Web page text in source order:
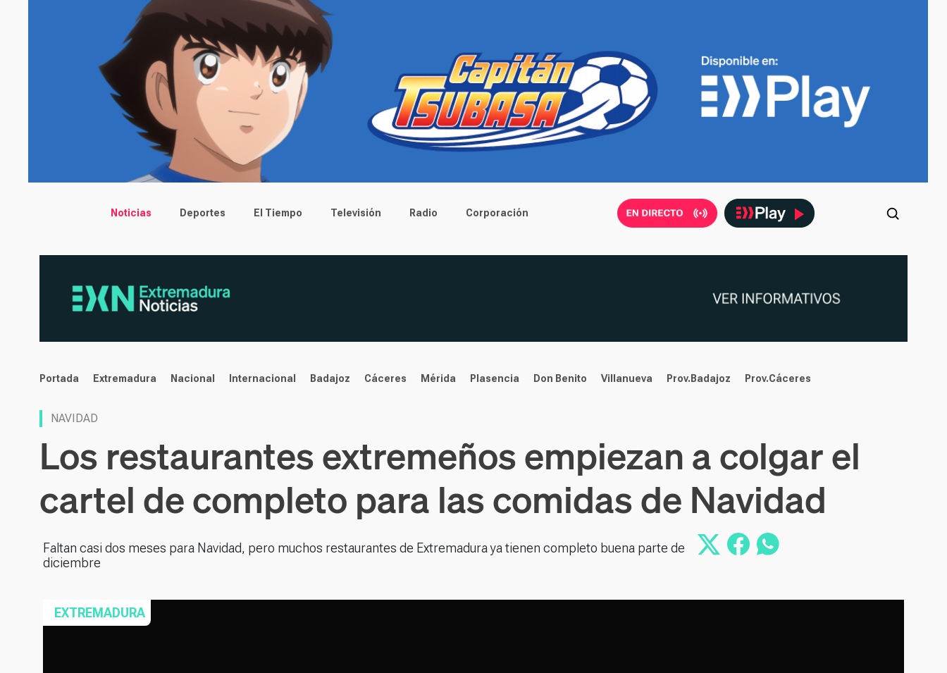
Main menu
Noticias Deportes El Tiempo Televisión Radio Corporación
noticias
Portada Extremadura Nacional Internacional Badajoz Cáceres Mérida Plasencia Don Benito Villanueva Prov.Badajoz Prov.Cáceres
NAVIDAD
Los restaurantes extremeños empiezan a colgar el
cartel de completo para las comidas de Navidad
Faltan casi dos meses para Navidad, pero muchos restaurantes de Extremadura ya tienen completo buena parte de
diciembre
EXTREMADURA